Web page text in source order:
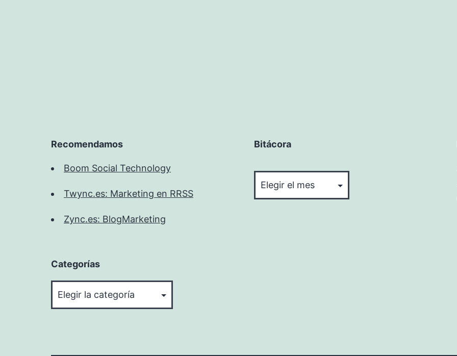
Recomendamos
Boom Social Technology
Twync.es: Marketing en RRSS
Zync.es: BlogMarketing
Bitácora
Categorías